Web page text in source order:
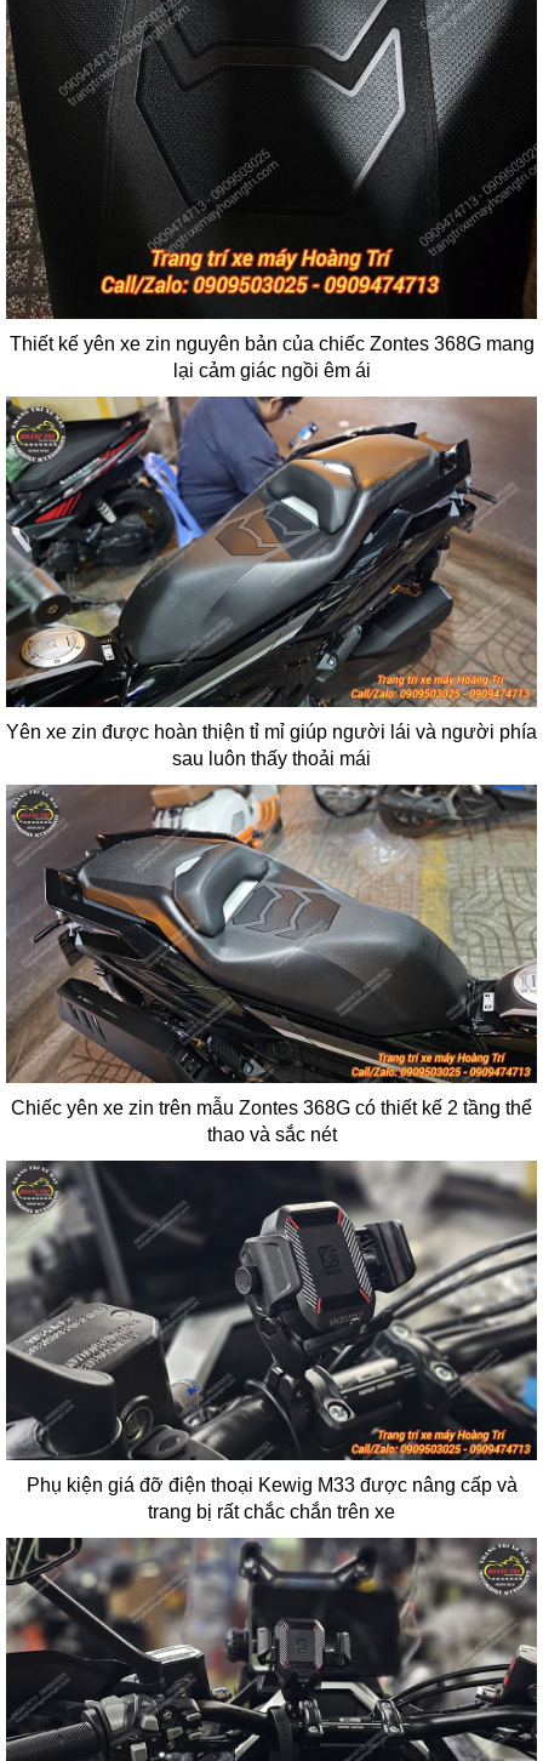
Thiết kế yên xe zin nguyên bản của chiếc Zontes 368G mang
lại cảm giác ngồi êm ái
Yên xe zin được hoàn thiện tỉ mỉ giúp người lái và người phía
sau luôn thấy thoải mái
Chiếc yên xe zin trên mẫu Zontes 368G có thiết kế 2 tầng thể
thao và sắc nét
Phụ kiện giá đỡ điện thoại Kewig M33 được nâng cấp và
trang bị rất chắc chắn trên xe